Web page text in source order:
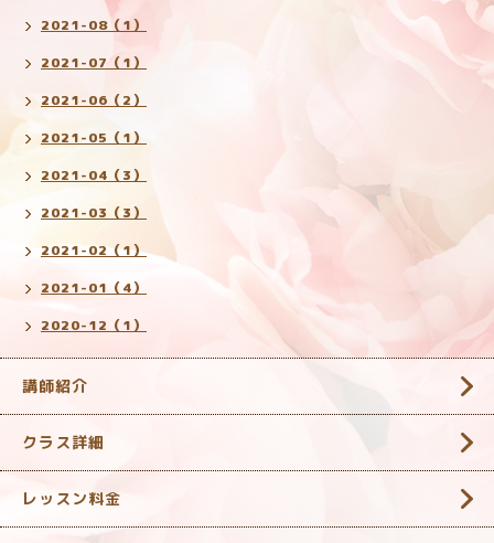
2021-08（1）
2021-07（1）
2021-06（2）
2021-05（1）
2021-04（3）
2021-03（3）
2021-02（1）
2021-01（4）
2020-12（1）
講師紹介
クラス詳細
レッスン料金